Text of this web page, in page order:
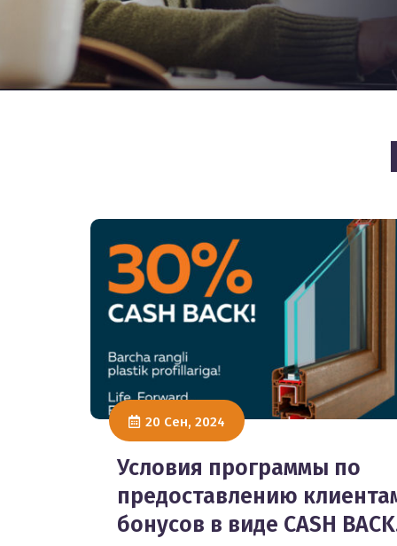
20 Сен, 2024
Условия программы по
предоставлению
бонусов в виде CASH